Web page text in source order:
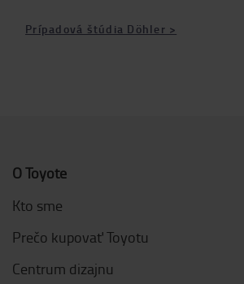
Prípadová štúdia Döhler >
O Toyote
Kto sme
Prečo kupovať Toyotu
Centrum dizajnu